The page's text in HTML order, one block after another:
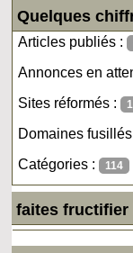
Quelques
Articles publiés :
Annonces en
Sites réformés :
Domaines
Catégories : 114
faites fructifier